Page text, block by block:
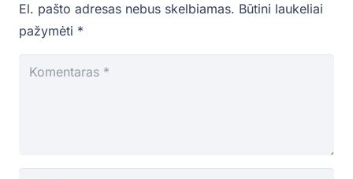
El. pašto adresas nebus skelbiamas. Būtini laukeliai
pažymėti *